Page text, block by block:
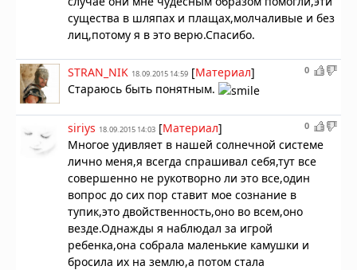
существа в шляпах и плащах,молчаливые и без
лиц,потому я в это верю.Спасибо.
0
STRAN_NIK 18.09.2015 14:59 [Материал]
Стараюсь быть понятным.
0
siriys 18.09.2015 14:03 [Материал]
Многое удивляет в нашей солнечной системе
лично меня,я всегда спрашивал себя,тут все
совершенно не рукотворно ли это все,один
вопрос до сих пор ставит мое сознание в
тупик,это двойственность,оно во всем,оно
везде.Однажды я наблюдал за игрой
ребенка,она собрала маленькие камушки и
бросила их на землю,а потом стала